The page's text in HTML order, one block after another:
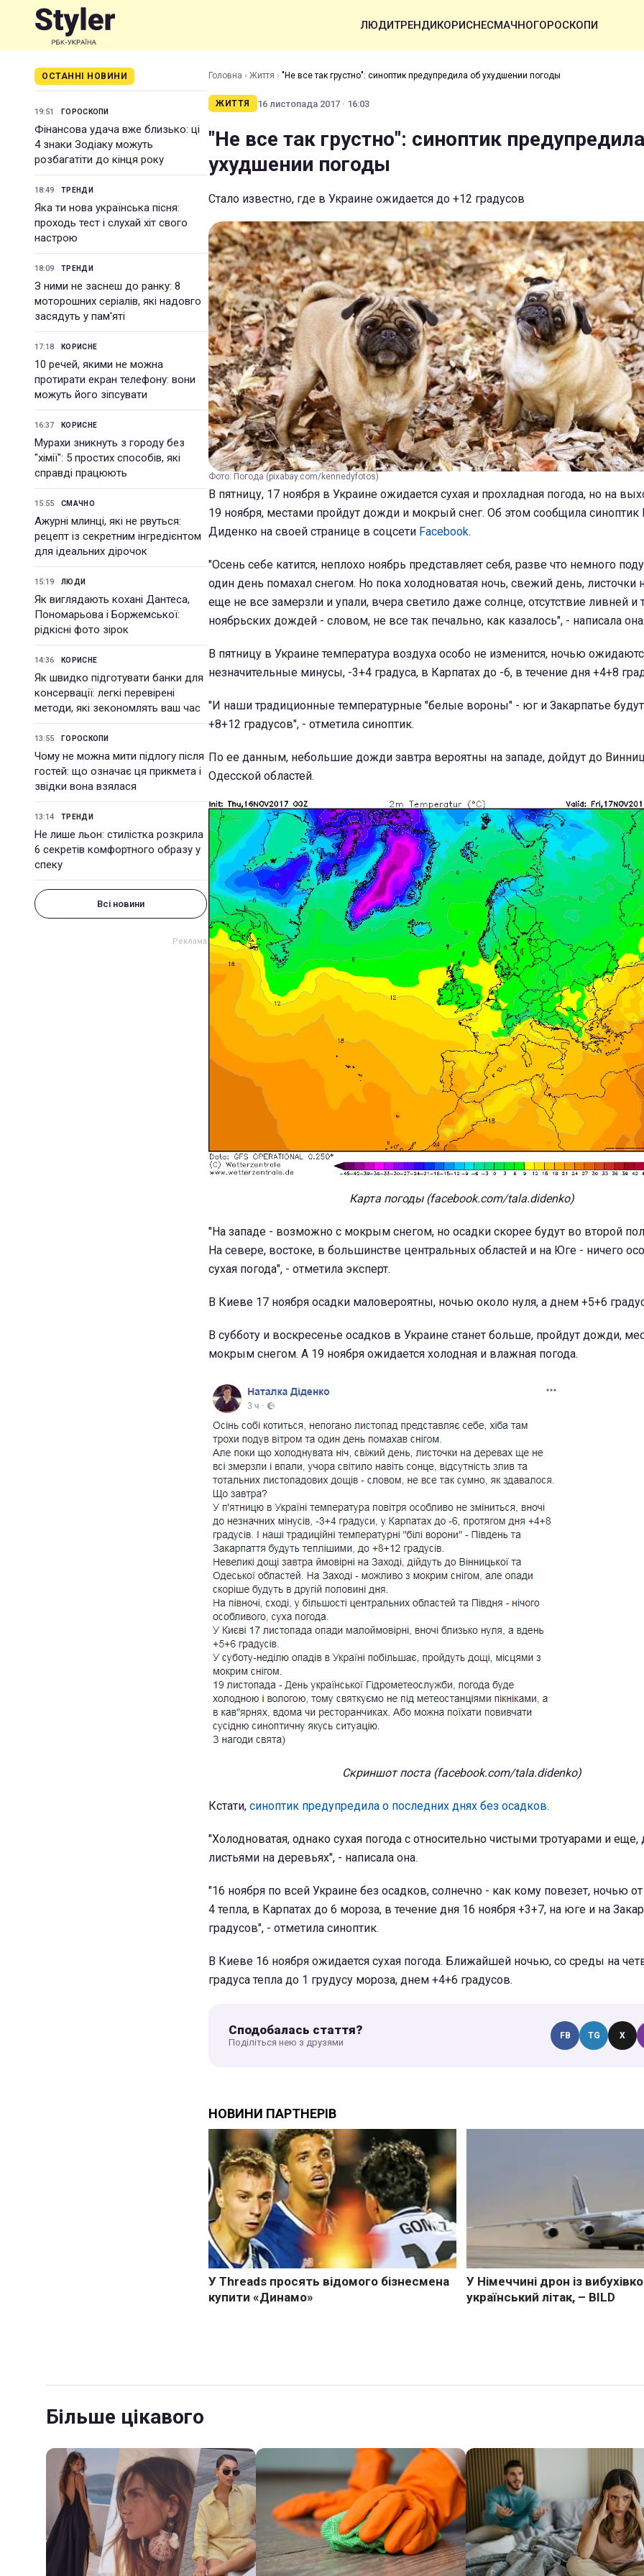
ЛЮДИТРЕНДИКОРИСНЕСМАЧНОГОРОСКОПИ
ОСТАННІ НОВИНИ
19:51 ГОРОСКОПИ
Фінансова удача вже близько: ці
4 знаки Зодіаку можуть
розбагатіти до кінця року
18:49 ТРЕНДИ
Яка ти нова українська пісня:
проходь тест і слухай хіт свого
настрою
18:09 ТРЕНДИ
З ними не заснеш до ранку: 8
моторошних серіалів, які надовго
засядуть у пам'яті
17:18 КОРИСНЕ
10 речей, якими не можна
протирати екран телефону: вони
можуть його зіпсувати
16:37 КОРИСНЕ
Мурахи зникнуть з городу без
"хімії": 5 простих способів, які
справді працюють
15:55 СМАЧНО
Ажурні млинці, які не рвуться:
рецепт із секретним інгредієнтом
для ідеальних дірочок
15:19 ЛЮДИ
Як виглядають кохані Дантеса,
Пономарьова і Боржемської:
рідкісні фото зірок
14:36 КОРИСНЕ
Як швидко підготувати банки для
консервації: легкі перевірені
методи, які зекономлять ваш час
13:55 ГОРОСКОПИ
Чому не можна мити підлогу після
гостей: що означає ця прикмета і
звідки вона взялася
13:14 ТРЕНДИ
Не лише льон: стилістка розкрила
6 секретів комфортного образу у
спеку
Всі новини
Головна › Життя › "Не все так грустно": синоптик предупредила об ухудшении погоды
ЖИТТЯ 16 листопада 2017 · 16:03
"Не все так грустно": синоптик
ухудшении погоды
Стало известно, где в Украине ожидается до +12 градусов
Фото: Погода (pixabay.com/kennedyfotos)
В пятницу, 17 ноября в Украине ожидается сухая и прохладная погода, но на
19 ноября, местами пройдут дожди и мокрый снег. Об этом сообщила синоптик
Диденко на своей странице в соцсети Facebook.
"Осень себе катится, неплохо ноябрь представляет себя, разве что немного
один день помахал снегом. Но пока холодноватая ночь, свежий день, листочки
еще не все замерзли и упали, вчера светило даже солнце, отсутствие ливней и
ноябрьских дождей - словом, не все так печально, как казалось", - написала она.
В пятницу в Украине температура воздуха особо не изменится, ночью
незначительные минусы, -3+4 градуса, в Карпатах до -6, в течение дня +4+8
"И наши традиционные температурные "белые вороны" - юг и Закарпатье
+8+12 градусов", - отметила синоптик.
По ее данным, небольшие дожди завтра вероятны на западе, дойдут до
Одесской областей.
Карта погоды (facebook.com/tala.didenko)
"На западе - возможно с мокрым снегом, но осадки скорее будут во второй
На севере, востоке, в большинстве центральных областей и на Юге - ничего
сухая погода", - отметила эксперт.
В Киеве 17 ноября осадки маловероятны, ночью около нуля, а днем +5+6
В субботу и воскресенье осадков в Украине станет больше, пройдут дожди,
мокрым снегом. А 19 ноября ожидается холодная и влажная погода.
Скриншот поста (facebook.com/tala.didenko)
Кстати, синоптик предупредила о последних днях без осадков.
"Холодноватая, однако сухая погода с относительно чистыми тротуарами и еще,
листьями на деревьях", - написала она.
"16 ноября по всей Украине без осадков, солнечно - как кому повезет, ночью
4 тепла, в Карпатах до 6 мороза, в течение дня 16 ноября +3+7, на юге и на
градусов", - отметила синоптик.
В Киеве 16 ноября ожидается сухая погода. Ближайшей ночью, со среды на
градуса тепла до 1 грудусу мороза, днем +4+6 градусов.
Сподобалась стаття?
Поділіться нею з друзями
FB TG X
Більше цікавого